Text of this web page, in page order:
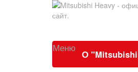
Меню
О